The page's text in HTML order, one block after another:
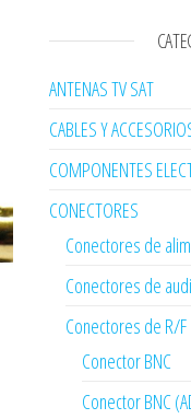
ANTENAS TV SAT
CABLES Y
COMPONENTES
CONECTORES
Conectores de
Conectores de
Conectores de R/F
Conector BNC
Conector BNC